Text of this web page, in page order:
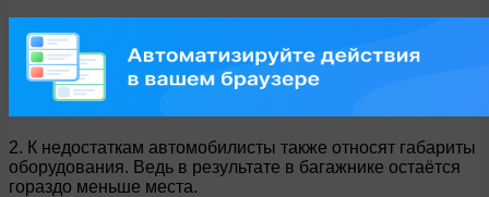
2. К недостаткам автомобилисты также относят габариты
оборудования. Ведь в результате в багажнике остаётся
гораздо меньше места.